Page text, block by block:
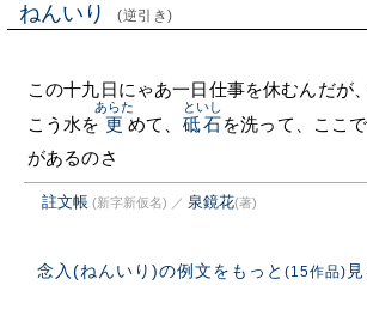
ねんいり (逆引き)
この十九日にゃあ一日仕事を休むんだが
こう水を 更
あらた
めて、 砥石
といし
を洗って、ここ
があるのさ
註文帳 (新字新仮名) ／ 泉鏡花(著)
念入(ねんいり)の例文をもっと (15作品)